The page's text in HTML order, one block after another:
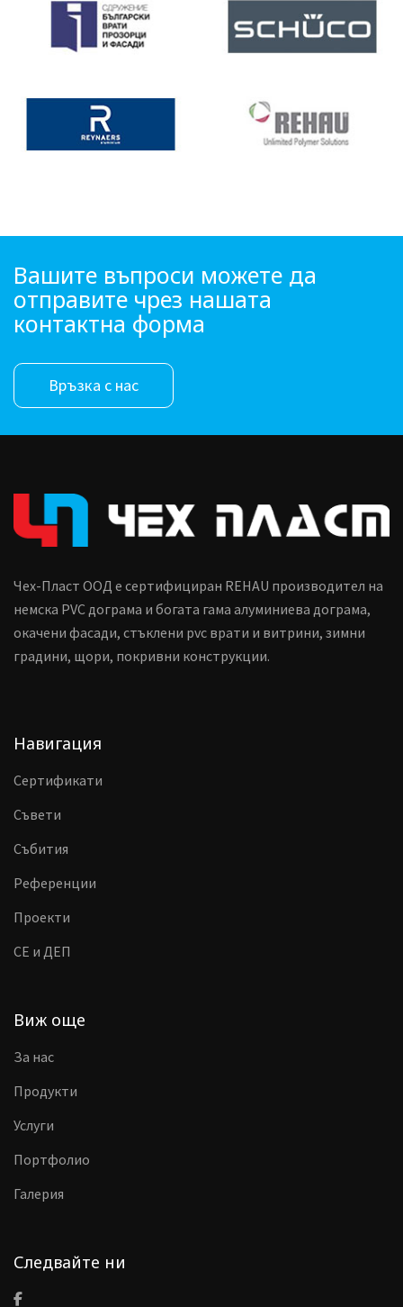
Вашите въпроси можете да
отправите чрез нашата
контактна форма
Връзка с нас
Чех-Пласт ООД е сертифициран REHAU производител на
немска PVC дограма и богата гама алуминиева дограма,
окачени фасади, стъклени pvc врати и витрини, зимни
градини, щори, покривни конструкции.
Навигация
Сертификати
Съвети
Събития
Референции
Проекти
CE и ДЕП
Виж още
За нас
Продукти
Услуги
Портфолио
Галерия
Следвайте ни